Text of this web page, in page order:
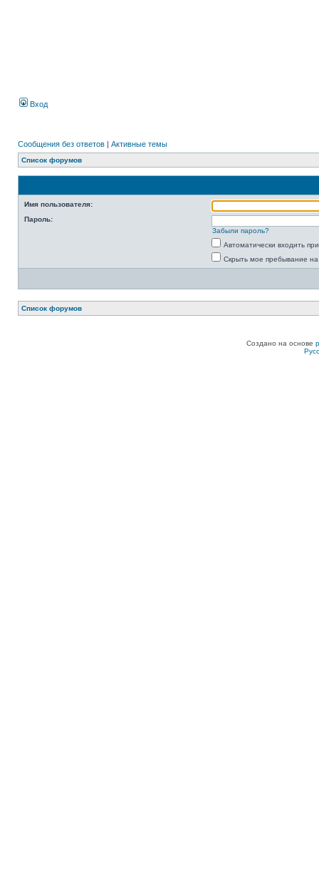
Вход
Сообщения без ответов | Активные темы
Список форумов
Имя пользователя:
Пароль:
Забыли пароль?
Автоматически входить
Скрыть мое пребывание
Список форумов
Создано на основе